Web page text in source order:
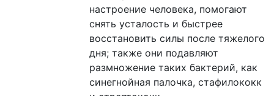
настроение человека, помогают
снять усталость и быстрее
восстановить силы после тяжелого
дня; также они подавляют
размножение таких бактерий, как
синегнойная палочка, стафилококк